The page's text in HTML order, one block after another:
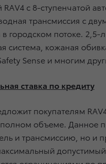
с 8-ступенчатой
трансмиссия с
потоке. 2,5-
кожаная
Sense и многим
ставка по кредиту
покупателям
объеме. Данное
и трансмиссию, но и